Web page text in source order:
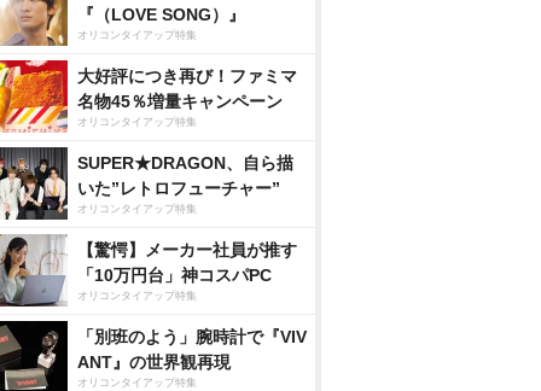
『（LOVE SONG）』
オリコンタイアップ特集
大好評につき再び！ファミマ
名物45％増量キャンペーン
オリコンタイアップ特集
SUPER★DRAGON、自ら描
いた”レトロフューチャー”
オリコンタイアップ特集
【驚愕】メーカー社員が推す
「10万円台」神コスパPC
オリコンタイアップ特集
「別班のよう」腕時計で『VIV
ANT』の世界観再現
オリコンタイアップ特集